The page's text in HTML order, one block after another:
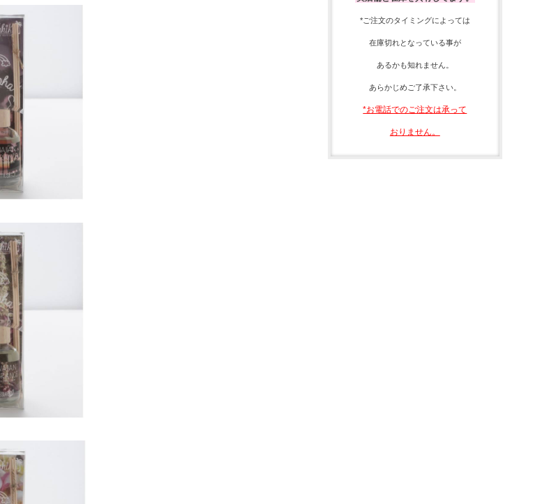
*ご注文のタイミングによっては
在庫切れとなっている事が
あるかも知れません。
あらかじめご了承下さい。
*お電話でのご注文は承って
おりません。